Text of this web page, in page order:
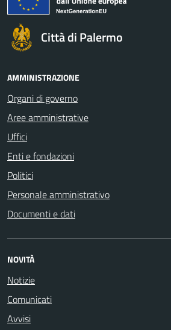
Città di Palermo
AMMINISTRAZIONE
Organi di governo
Aree amministrative
Uffici
Enti e fondazioni
Politici
Personale amministrativo
Documenti e dati
NOVITÀ
Notizie
Comunicati
Avvisi